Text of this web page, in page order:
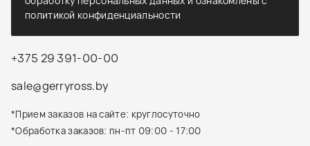
+375 29 391-00-00
sale@gerryross.by
*Прием заказов на сайте: круглосуточно
*Обработка заказов: пн-пт 09:00 - 17:00
политикой конфиденциальности